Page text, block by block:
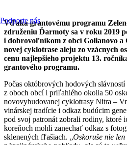
Podporte nás
Vďaka grantovému programu
združeniu Ďarmoty sa v roku 2019
i dobrovoľníkom z obcí Golianovo a
novej cyklotrase aleju zo vzácnych
cenu najlepšieho projektu 13.
grantového programu.
Počas októbrových hodových
z oboch obcí i priľahlého okolia 50
novovybudovanej cyklotrasy Nitra –
vinárskej tradície i odkaz budúcim
pod svoj patronát zobrali rodiny, ktoré
koreňoch mohli zanechať odkaz s
sklenených fľašiach. „Oskoruše nie len